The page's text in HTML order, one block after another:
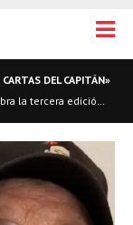
DEL CAPITÁN»
de «Las cartas del Capitán»